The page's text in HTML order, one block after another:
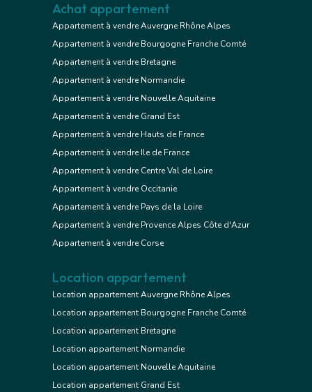
Achat appartement
Appartement à vendre Auvergne Rhône Alpes
Appartement à vendre Bourgogne Franche Comté
Appartement à vendre Bretagne
Appartement à vendre Normandie
Appartement à vendre Nouvelle Aquitaine
Appartement à vendre Grand Est
Appartement à vendre Hauts de France
Appartement à vendre Ile de France
Appartement à vendre Centre Val de Loire
Appartement à vendre Occitanie
Appartement à vendre Pays de la Loire
Appartement à vendre Provence Alpes Côte d'Azur
Appartement à vendre Corse
Location appartement
Location appartement Auvergne Rhône Alpes
Location appartement Bourgogne Franche Comté
Location appartement Bretagne
Location appartement Normandie
Location appartement Nouvelle Aquitaine
Location appartement Grand Est